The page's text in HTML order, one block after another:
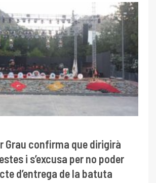
Grau confirma que dirigirà
i s’excusa per no poder
d’entrega de la batuta